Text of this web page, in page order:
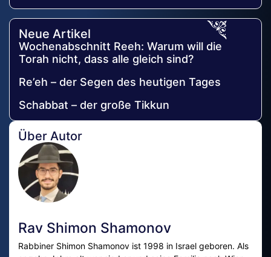
Neue Artikel
Wochenabschnitt Reeh: Warum will die
Torah nicht, dass alle gleich sind?
Re’eh – der Segen des heutigen Tages
Schabbat – der große Tikkun
Über Autor
Rav Shimon Shamonov
Rabbiner Shimon Shamonov ist 1998 in Israel geboren. Als